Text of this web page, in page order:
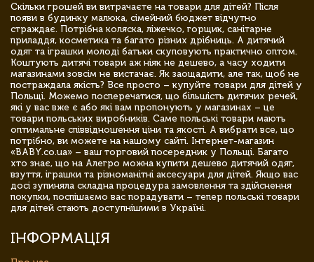
Скільки грошей ви витрачаєте на товари для дітей? Після
появи в будинку малюка, сімейний бюджет відчутно
страждає. Потрібна коляска, ліжечко, горщик, санітарне
приладдя, косметика та багато різних дрібниць. А дитячий
одяг та іграшки молоді батьки скуповують практично оптом.
Коштують дитячі товари аж ніяк не дешево, а часу ходити
магазинами зовсім не вистачає. Як заощадити, але так, щоб не
постраждала якість? Все просто – купуйте товари для дітей у
Польщі. Можемо посперечатися, що більшість дитячих речей,
які у вас вже є або які вам пропонують у магазинах – це
товари польських виробників. Саме польські товари мають
оптимальне співвідношення ціни та якості. А вибрати все, що
потрібно, ви можете на нашому сайті. Інтернет-магазин
«BABY.co.ua» – ваш торговий посередник у Польщі. Багато
хто знає, що на Алегро можна купити дешево дитячий одяг,
взуття, іграшки та різноманітні аксесуари для дітей. Якщо вас
досі зупиняла складна процедура замовлення та здійснення
покупки, поспішаємо вас порадувати – тепер польські товари
для дітей стають доступнішими в Україні.
ІНФОРМАЦІЯ